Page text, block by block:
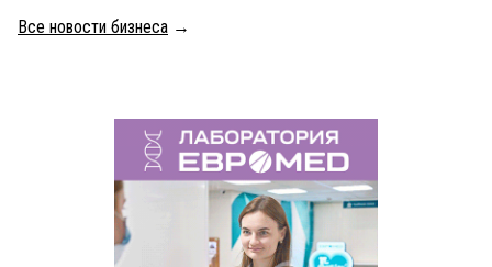
Все новости бизнеса →